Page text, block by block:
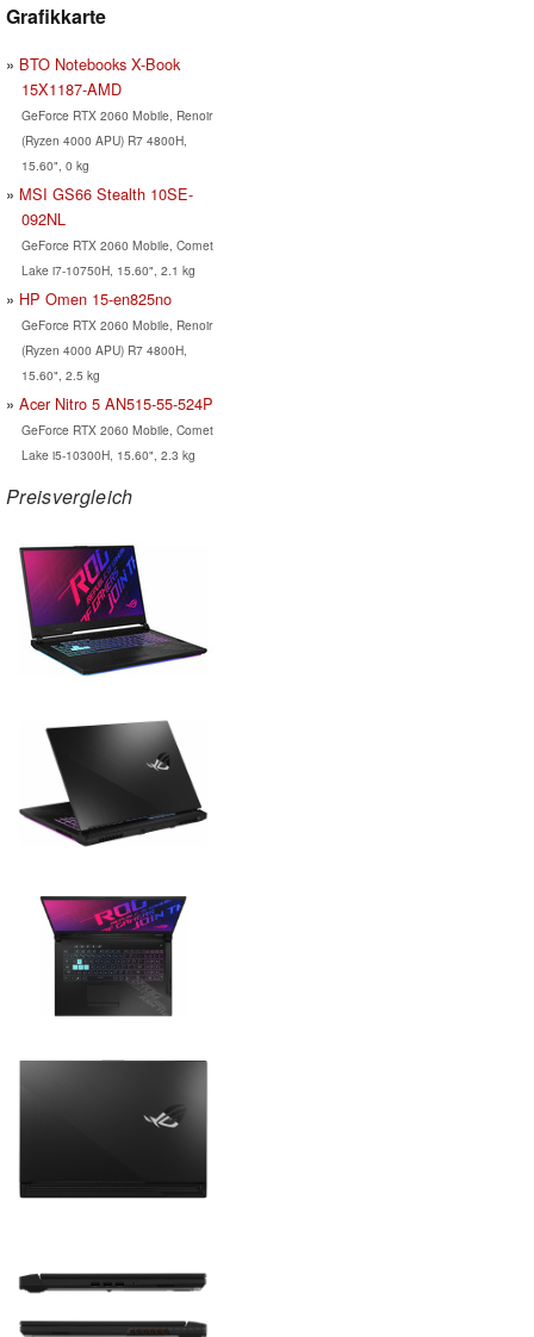
Grafikkarte
BTO Notebooks X-Book
15X1187-AMD
GeForce RTX 2060 Mobile, Renoir
(Ryzen 4000 APU) R7 4800H,
15.60", 0 kg
MSI GS66 Stealth 10SE-
092NL
GeForce RTX 2060 Mobile, Comet
Lake i7-10750H, 15.60", 2.1 kg
HP Omen 15-en825no
GeForce RTX 2060 Mobile, Renoir
(Ryzen 4000 APU) R7 4800H,
15.60", 2.5 kg
Acer Nitro 5 AN515-55-524P
GeForce RTX 2060 Mobile, Comet
Lake i5-10300H, 15.60", 2.3 kg
Preisvergleich